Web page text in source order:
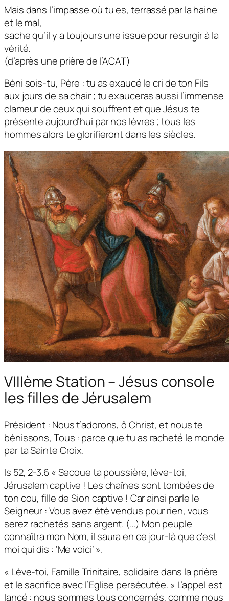
Mais dans l’impasse où tu es, terrassé par la haine
et le mal,
sache qu’il y a toujours une issue pour resurgir à la
vérité.
(d’après une prière de l’ACAT)
Béni sois-tu, Père : tu as exaucé le cri de ton Fils
aux jours de sa chair ; tu exauceras aussi l’immense
clameur de ceux qui souffrent et que Jésus te
présente aujourd’hui par nos lèvres ; tous les
hommes alors te glorifieront dans les siècles.
VIIIème Station – Jésus console
les filles de Jérusalem
Président : Nous t’adorons, ô Christ, et nous te
bénissons, Tous : parce que tu as racheté le monde
par ta Sainte Croix.
Is 52, 2-3.6 « Secoue ta poussière, lève-toi,
Jérusalem captive ! Les chaînes sont tombées de
ton cou, fille de Sion captive ! Car ainsi parle le
Seigneur : Vous avez été vendus pour rien, vous
serez rachetés sans argent. (…) Mon peuple
connaîtra mon Nom, il saura en ce jour-là que c’est
moi qui dis : ‘Me voici’ ».
« Lève-toi, Famille Trinitaire, solidaire dans la prière
et le sacrifice avec l’Eglise persécutée. » L’appel est
lancé : nous sommes tous concernés, comme nous